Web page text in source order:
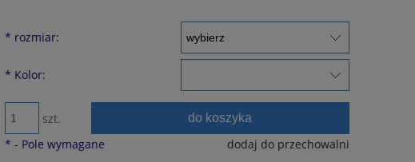
* rozmiar:
* Kolor:
szt. do koszyka
dodaj do przechowalni
* - Pole wymagane